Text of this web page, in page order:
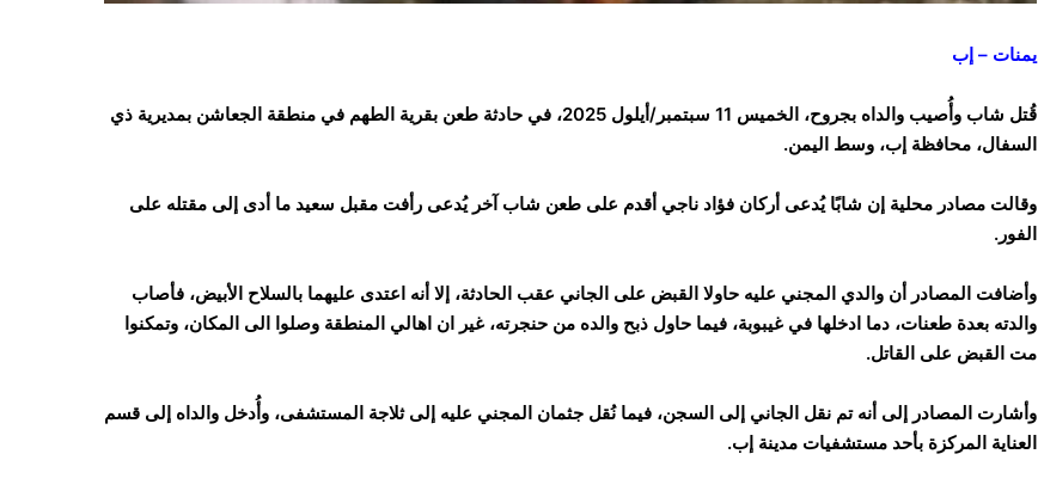
يمنات – إب
قُتل شاب وأُصيب والداه بجروح، الخميس 11 سبتمبر/أيلول 2025، في حادثة طعن بقرية الطهم في منطقة الجعاشن بمديرية ذي
السفال، محافظة إب، وسط اليمن.
وقالت مصادر محلية إن شابًا يُدعى أركان فؤاد ناجي أقدم على طعن شاب آخر يُدعى رأفت مقبل سعيد ما أدى إلى مقتله على
الفور.
وأضافت المصادر أن والدي المجني عليه حاولا القبض على الجاني عقب الحادثة، إلا أنه اعتدى عليهما بالسلاح الأبيض، فأصاب
والدته بعدة طعنات، دما ادخلها في غيبوبة، فيما حاول ذبح والده من حنجرته، غير ان اهالي المنطقة وصلوا الى المكان، وتمكنوا
مت القبض على القاتل.
وأشارت المصادر إلى أنه تم نقل الجاني إلى السجن، فيما نُقل جثمان المجني عليه إلى ثلاجة المستشفى، وأُدخل والداه إلى قسم
العناية المركزة بأحد مستشفيات مدينة إب.